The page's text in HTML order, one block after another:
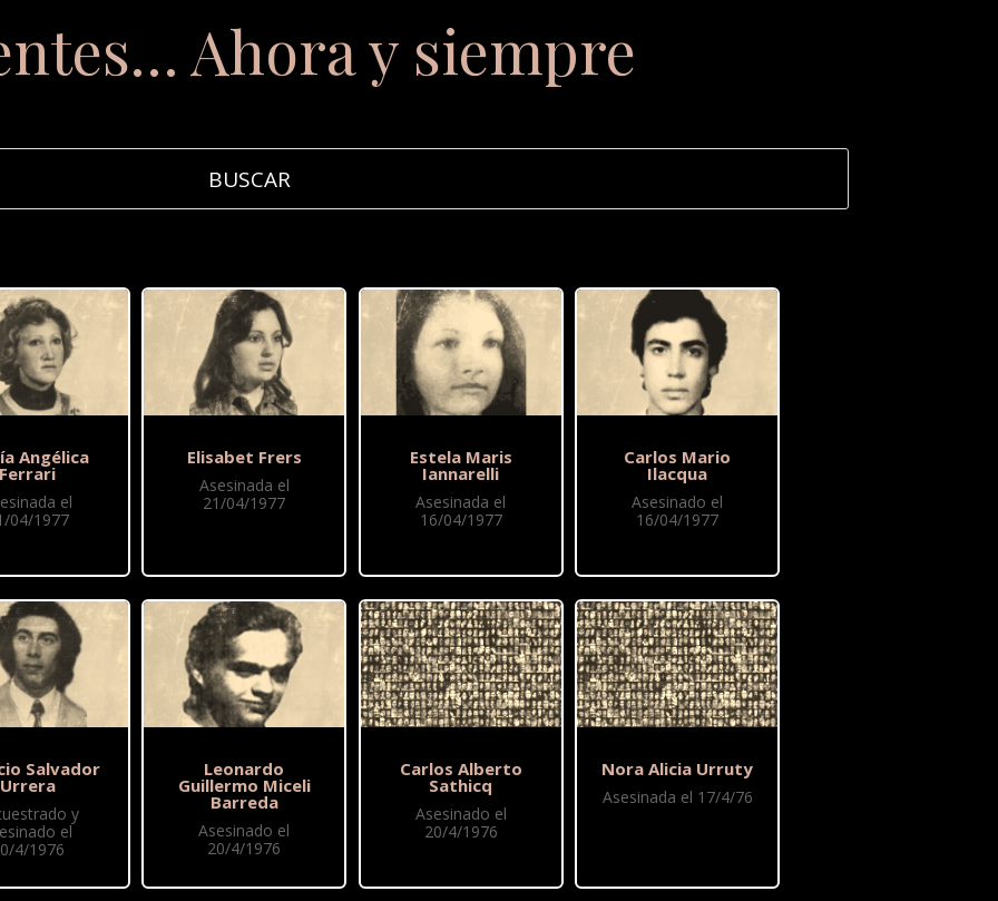
Ahora y siempre
Angélica
Ferrari
el
04/1977
Salvador
Urrera
y
el
4/1976
Elisabet Frers
Asesinada el
21/04/1977
Leonardo
Guillermo Miceli
Barreda
Asesinado el
20/4/1976
Estela Maris
Iannarelli
Asesinada el
16/04/1977
Carlos Alberto
Sathicq
Asesinado el
20/4/1976
Carlos Mario
Ilacqua
Asesinado el
16/04/1977
Nora Alicia Urruty
Asesinada el 17/4/76